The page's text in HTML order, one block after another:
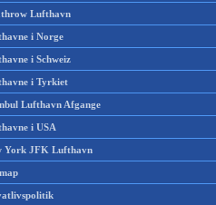
Lufthavn
i Norge
i Schweiz
i Tyrkiet
Lufthavn Afgange
i USA
York JFK Lufthavn